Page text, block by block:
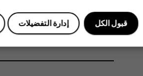
ثم فوق
.
إدارة التفضيلات قبول الكل